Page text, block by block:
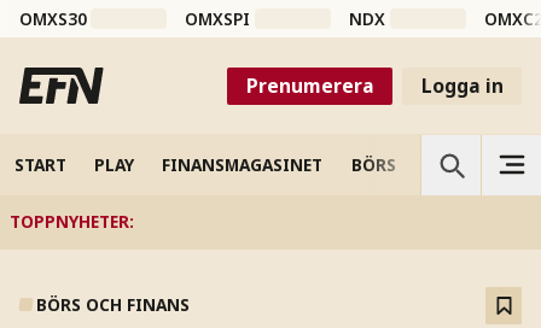
OMXS30 OMXSPI NDX
Prenumerera Logga in
START PLAY FINANSMAGASINET BÖRS VETENSKAP
TOPPNYHETER:
BÖRS OCH FINANS